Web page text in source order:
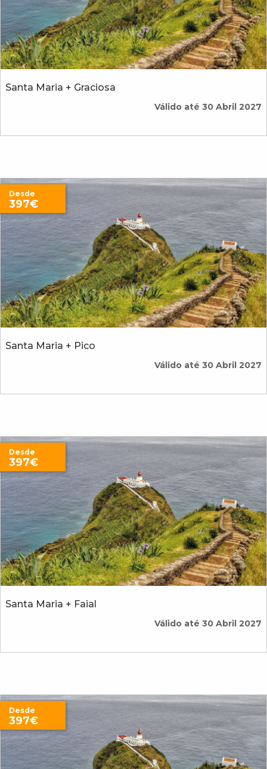
Santa Maria + Graciosa
Válido até 30 Abril 2027
Santa Maria + Pico
Desde
397€
Válido até 30 Abril 2027
Santa Maria + Faial
Desde
397€
Válido até 30 Abril 2027
Desde
397€